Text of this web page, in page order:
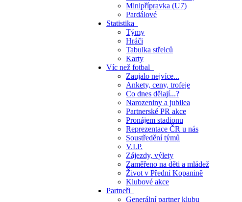
Minipřípravka (U7)
Pardálové
Statistika
Týmy
Hráči
Tabulka střelců
Karty
Víc než fotbal
Zaujalo nejvíce...
Ankety, ceny, trofeje
Co dnes dělají...?
Narozeniny a jubilea
Partnerské PR akce
Pronájem stadionu
Reprezentace ČR u nás
Soustředění týmů
V.I.P.
Zájezdy, výlety
Zaměřeno na děti a mládež
Život v Přední Kopanině
Klubové akce
Partneři
Generální partner klubu